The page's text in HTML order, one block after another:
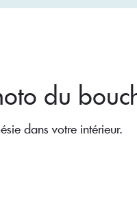
du
dans votre intérieur.